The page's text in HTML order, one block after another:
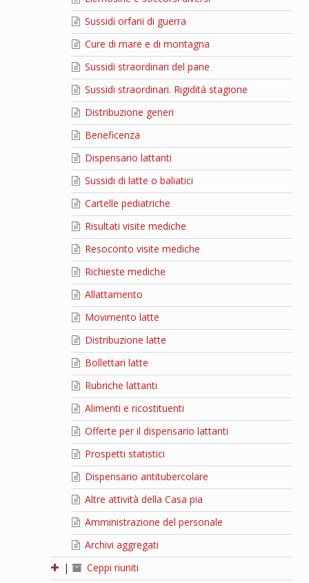
Sussidi orfani di guerra
Cure di mare e di montagna
Sussidi straordinari del pane
Sussidi straordinari. Rigidità stagione
Distribuzione generi
Beneficenza
Dispensario lattanti
Sussidi di latte o baliatici
Cartelle pediatriche
Risultati visite mediche
Resoconto visite mediche
Richieste mediche
Allattamento
Movimento latte
Distribuzione latte
Bollettari latte
Rubriche lattanti
Alimenti e ricostituenti
Offerte per il dispensario lattanti
Prospetti statistici
Dispensario antitubercolare
Altre attività della Casa pia
Amministrazione del personale
Archivi aggregati
|
Ceppi riuniti